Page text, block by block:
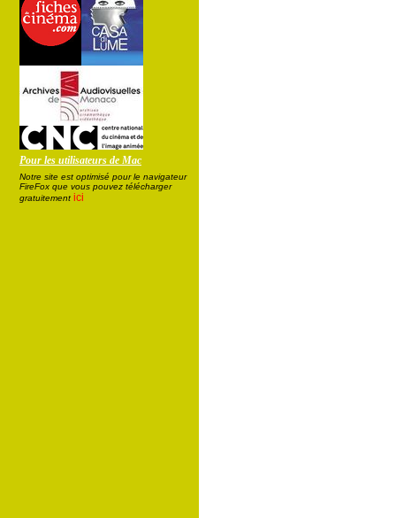
Pour les utilisateurs de Mac
Notre site est optimisé pour le navigateur
FireFox que vous pouvez télécharger
gratuitement ici